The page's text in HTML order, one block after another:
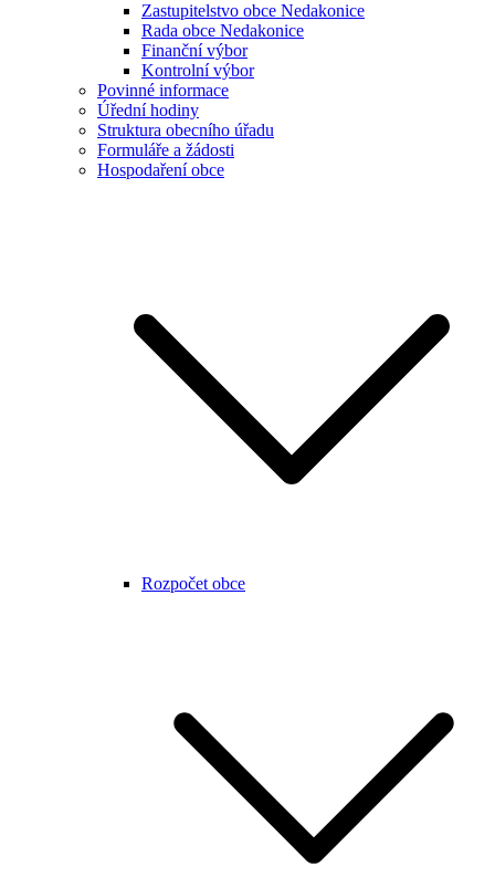
Zastupitelstvo obce Nedakonice
Rada obce Nedakonice
Finanční výbor
Kontrolní výbor
Povinné informace
Úřední hodiny
Struktura obecního úřadu
Formuláře a žádosti
Hospodaření obce
Rozpočet obce